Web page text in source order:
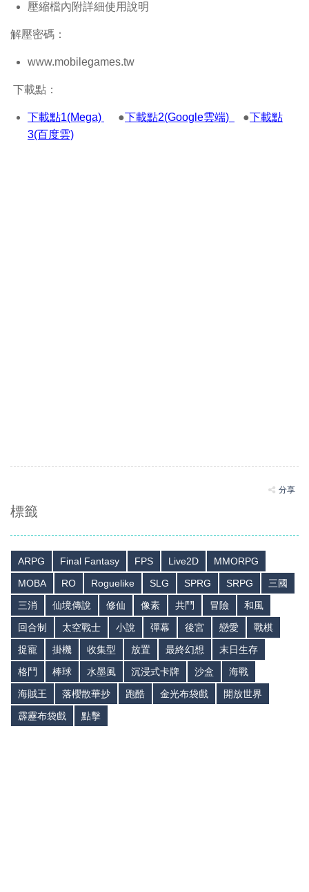
壓縮檔內附詳細使用說明
解壓密碼：
www.mobilegames.tw
下載點：
下載點1(Mega) ●下載點2(Google雲端) ●下載點
3(百度雲)
分享
標籤
ARPG Final Fantasy FPS Live2D
MMORPG
MOBA
RO Roguelike SLG SPRG SRPG
三國
三消
仙境傳說 修仙 像素 共鬥 冒險
和風
回合制
太空戰士 小說 彈幕 後宮 戀愛
戰棋
捉寵
掛機 收集型 放置 最終幻想
末日生存
格鬥
棒球 水墨風 沉浸式卡牌 沙盒
海戰
海賊王
落櫻散華抄 跑酷 金光布袋戲
開放世界
霹靂布袋戲
點擊